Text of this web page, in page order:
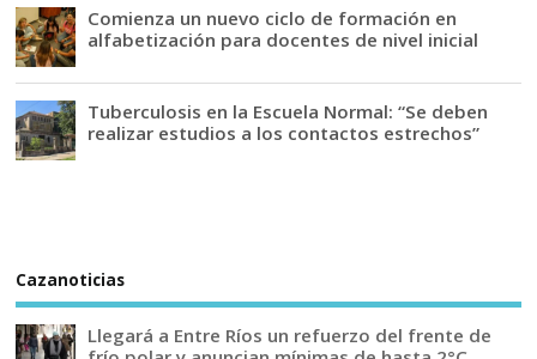
Comienza un nuevo ciclo de formación en
alfabetización para docentes de nivel inicial
Tuberculosis en la Escuela Normal: “Se deben
realizar estudios a los contactos estrechos”
Cazanoticias
Llegará a Entre Ríos un refuerzo del frente de